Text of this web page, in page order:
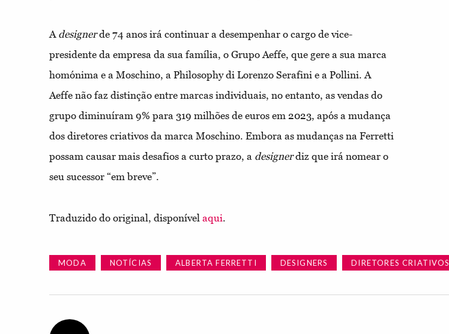
A designerde 74 anos irá continuar a desempenhar o cargo de vice-
presidente da empresa da sua família, o Grupo Aeffe, que gere a sua marca
homónima e a Moschino, a Philosophy di Lorenzo Serafini e a Pollini. A
Aeffe não faz distinção entre marcas individuais, no entanto, as vendas do
grupo diminuíram 9% para 319 milhões de euros em 2023, após a mudança
dos diretores criativos da marca Moschino. Embora as mudanças na Ferretti
possam causar mais desafios a curto prazo, a designerdiz que irá nomear o
seu sucessor “em breve”.
Traduzido do original, disponível aqui.
MODA NOTÍCIAS ALBERTA FERRETTI DESIGNERS DIRETORES CRIATIVOS